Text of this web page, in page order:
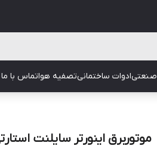
صنعتیادوات ساختمانیتصفیه هواتماس با ما